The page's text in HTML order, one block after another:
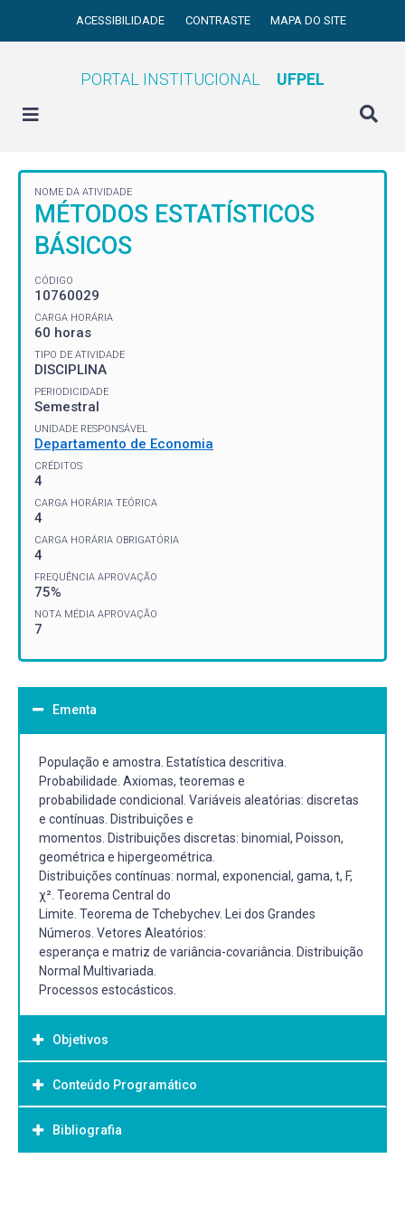
ACESSIBILIDADE CONTRASTE MAPA DO SITE
PORTAL INSTITUCIONAL UFPEL
NOME DA ATIVIDADE
MÉTODOS ESTATÍSTICOS
BÁSICOS
CÓDIGO
10760029
CARGA HORÁRIA
60 horas
TIPO DE ATIVIDADE
DISCIPLINA
PERIODICIDADE
Semestral
UNIDADE RESPONSÁVEL
Departamento de Economia
CRÉDITOS
4
CARGA HORÁRIA TEÓRICA
4
CARGA HORÁRIA OBRIGATÓRIA
4
FREQUÊNCIA APROVAÇÃO
75%
NOTA MÉDIA APROVAÇÃO
7
Ementa
População e amostra. Estatística descritiva.
Probabilidade. Axiomas, teoremas e
probabilidade condicional. Variáveis aleatórias: discretas
e contínuas. Distribuições e
momentos. Distribuições discretas: binomial, Poisson,
geométrica e hipergeométrica.
Distribuições contínuas: normal, exponencial, gama, t, F,
χ². Teorema Central do
Limite. Teorema de Tchebychev. Lei dos Grandes
Números. Vetores Aleatórios:
esperança e matriz de variância-covariância. Distribuição
Normal Multivariada.
Processos estocásticos.
Objetivos
Objetivo Geral:
Apresentar os conhecimentos fundamentais de
estatística e probabilidade para
Conteúdo Programático
6.1 Conceitos introdutórios
a) A importância da estatística na economia
Bibliografia